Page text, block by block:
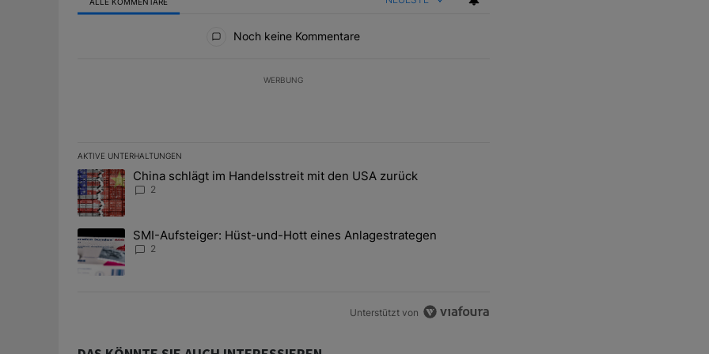
Noch keine Kommentare
WERBUNG
AKTIVE UNTERHALTUNGEN
Das Folgende ist eine Liste der am meisten kommentierten Artikel der letzten 7 days.
Ein Trendartikel mit dem Titel "China schlägt im Handelsstreit mit den USA zurück" mit 2 kommentare.
China schlägt im Handelsstreit mit den USA zurück
2
Ein Trendartikel mit dem Titel "SMI-Aufsteiger: Hüst-und-Hott eines Anlagestrategen" mit 2 kommentare.
SMI-Aufsteiger: Hüst-und-Hott eines Anlagestrategen
2
Unterstützt von